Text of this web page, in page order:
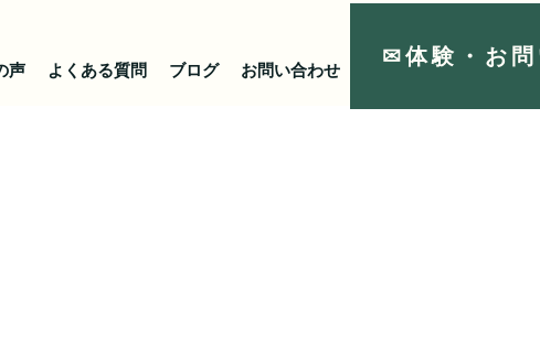
声 よくある質問 ブログ お問い合わせ リンク
✉体験・お